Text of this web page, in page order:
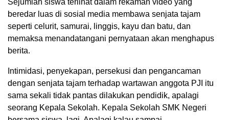
Sejumlah siswa terlihat dalam rekaman video yang
beredar luas di sosial media membawa senjata tajam
seperti celurit, samurai, linggis, kayu dan batu, dan
memaksa menandatangani pernyataan akan menghapus
berita.
Intimidasi, penyekapan, persekusi dan pengancaman
dengan senjata tajam terhadap wartawan anggota PJI itu
sama sekali tidak pantas dilakukan pendidik, apalagi
seorang Kepala Sekolah. Kepala Sekolah SMK Negeri